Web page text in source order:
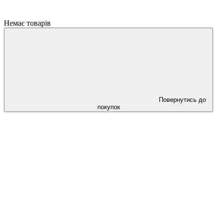
Немає товарів
Повернутись до
покупок